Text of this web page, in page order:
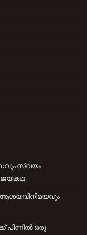
സ്വയം
പിന്നിൽ ഒരു